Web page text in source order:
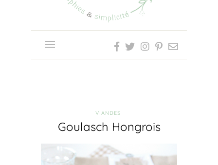
VIANDES
Goulasch Hongrois